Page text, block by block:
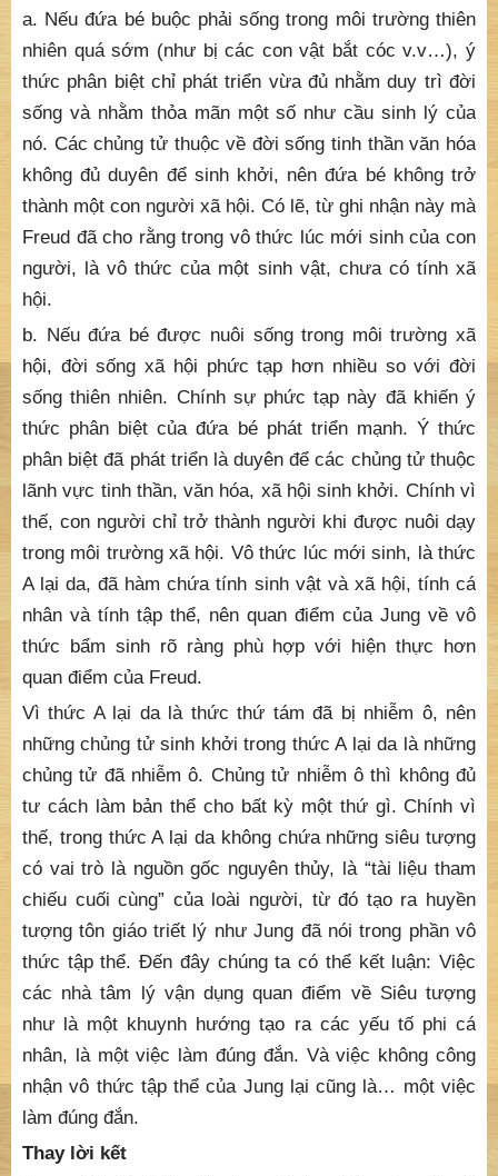
a. Nếu đứa bé buộc phải sống trong môi trường thiên
nhiên quá sớm (như bị các con vật bắt cóc v.v…), ý
thức phân biệt chỉ phát triển vừa đủ nhằm duy trì đời
sống và nhằm thỏa mãn một số như cầu sinh lý của
nó. Các chủng tử thuộc về đời sống tinh thần văn hóa
không đủ duyên để sinh khởi, nên đứa bé không trở
thành một con người xã hội. Có lẽ, từ ghi nhận này mà
Freud đã cho rằng trong vô thức lúc mới sinh của con
người, là vô thức của một sinh vật, chưa có tính xã
hội.
b. Nếu đứa bé được nuôi sống trong môi trường xã
hội, đời sống xã hội phức tạp hơn nhiều so với đời
sống thiên nhiên. Chính sự phức tạp này đã khiến ý
thức phân biệt của đứa bé phát triển mạnh. Ý thức
phân biệt đã phát triển là duyên để các chủng tử thuộc
lãnh vực tinh thần, văn hóa, xã hội sinh khởi. Chính vì
thế, con người chỉ trở thành người khi được nuôi dạy
trong môi trường xã hội. Vô thức lúc mới sinh, là thức
A lại da, đã hàm chứa tính sinh vật và xã hội, tính cá
nhân và tính tập thể, nên quan điểm của Jung về vô
thức bẩm sinh rõ ràng phù hợp với hiện thực hơn
quan điểm của Freud.
Vì thức A lại da là thức thứ tám đã bị nhiễm ô, nên
những chủng tử sinh khởi trong thức A lại da là những
chủng tử đã nhiễm ô. Chủng tử nhiễm ô thì không đủ
tư cách làm bản thể cho bất kỳ một thứ gì. Chính vì
thế, trong thức A lại da không chứa những siêu tượng
có vai trò là nguồn gốc nguyên thủy, là “tài liệu tham
chiếu cuối cùng” của loài người, từ đó tạo ra huyền
tượng tôn giáo triết lý như Jung đã nói trong phần vô
thức tập thể. Đến đây chúng ta có thể kết luận: Việc
các nhà tâm lý vận dụng quan điểm về Siêu tượng
như là một khuynh hướng tạo ra các yếu tố phi cá
nhân, là một việc làm đúng đắn. Và việc không công
nhận vô thức tập thể của Jung lại cũng là… một việc
làm đúng đắn.
Thay lời kết